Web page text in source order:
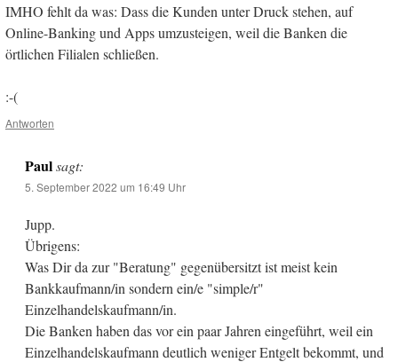
IMHO fehlt da was: Dass die Kunden unter Druck stehen, auf
Online-Banking und Apps umzusteigen, weil die Banken die
örtlichen Filialen schließen.
:-(
Antworten
Paul sagt:
5. September 2022 um 16:49 Uhr
Jupp.
Übrigens:
Was Dir da zur "Beratung" gegenübersitzt ist meist kein
Bankkaufmann/in sondern ein/e "simple/r"
Einzelhandelskaufmann/in.
Die Banken haben das vor ein paar Jahren eingeführt, weil ein
Einzelhandelskaufmann deutlich weniger Entgelt bekommt, und